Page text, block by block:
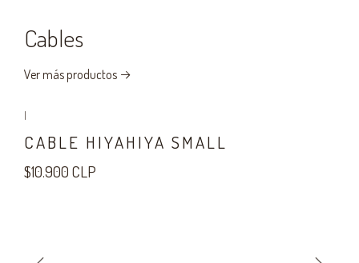
Cables
Ver más productos
|
CABLE HIYAHIYA SMALL
$10.900 CLP